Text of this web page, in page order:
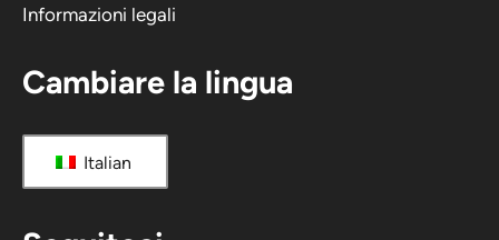
:Informazioni legali
Cambiare la lingua
Italian